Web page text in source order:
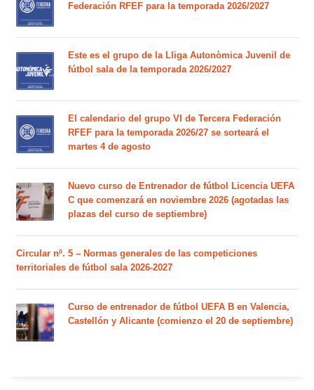
Federación RFEF para la temporada 2026/2027
Este es el grupo de la Lliga Autonòmica Juvenil de
fútbol sala de la temporada 2026/2027
El calendario del grupo VI de Tercera Federación
RFEF para la temporada 2026/27 se sorteará el
martes 4 de agosto
Nuevo curso de Entrenador de fútbol Licencia UEFA
C que comenzará en noviembre 2026 (agotadas las
plazas del curso de septiembre)
Circular nº. 5 – Normas generales de las competiciones
territoriales de fútbol sala 2026-2027
Curso de entrenador de fútbol UEFA B en Valencia,
Castellón y Alicante (comienzo el 20 de septiembre)